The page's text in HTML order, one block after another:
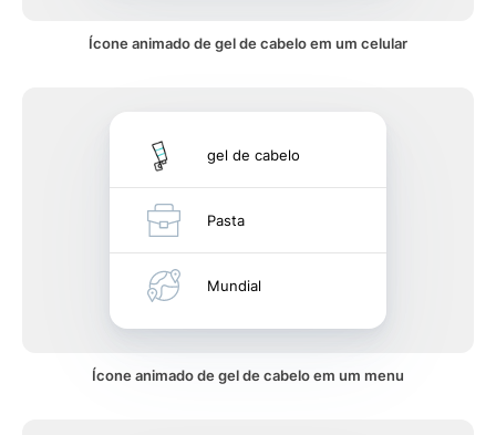
Ícone animado de gel de cabelo em um celular
gel de cabelo
Pasta
Mundial
Ícone animado de gel de cabelo em um menu